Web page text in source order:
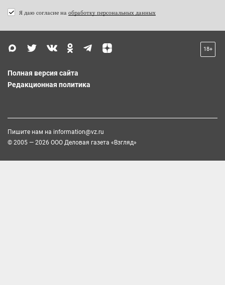
Я даю согласие на обработку персональных данных
18+
Полная версия сайта
Редакционная политика
Пишите нам на information@vz.ru
© 2005 — 2026 ООО Деловая газета «Взгляд»